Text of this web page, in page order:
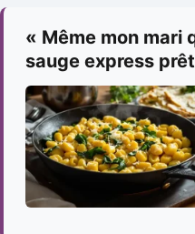
« Même mon mari
sauge express